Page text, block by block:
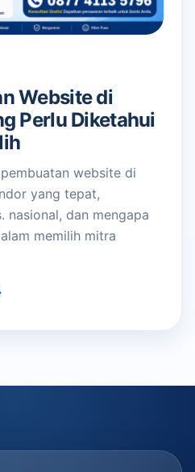
Website di
Perlu Diketahui
website di
yang tepat,
nasional, dan mengapa
memilih mitra